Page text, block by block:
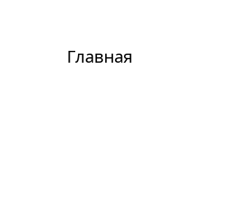
Главная